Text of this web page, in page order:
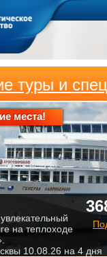
туры и
места!
на теплоходе
10.08.26 на 4 дня